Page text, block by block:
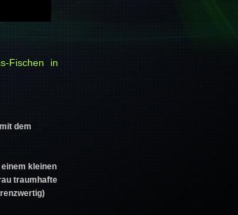
Fischen in
dem
kleinen
traumhafte